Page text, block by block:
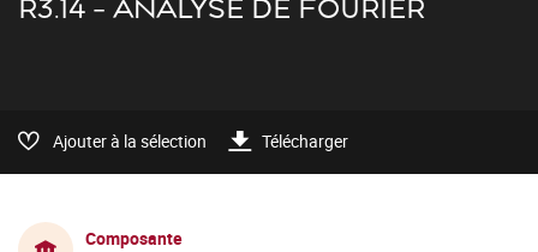
R3.14 - ANALYSE DE FOURIER
Ajouter à la sélection Télécharger
Composante